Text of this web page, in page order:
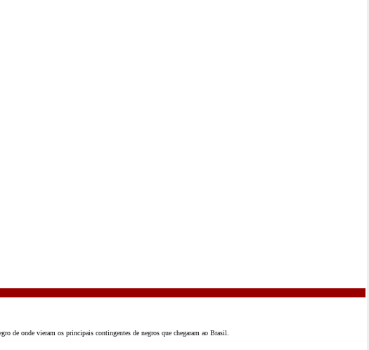
de onde vieram os principais contingentes de negros que chegaram ao Brasil.